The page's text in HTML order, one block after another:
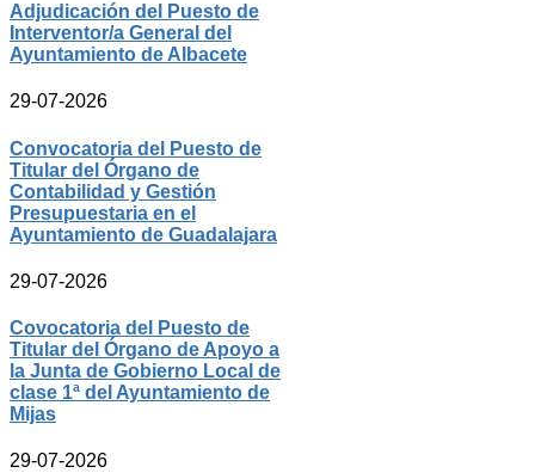
Adjudicación del Puesto de
Interventor/a General del
Ayuntamiento de Albacete
29-07-2026
Convocatoria del Puesto de
Titular del Órgano de
Contabilidad y Gestión
Presupuestaria en el
Ayuntamiento de Guadalajara
29-07-2026
Covocatoria del Puesto de
Titular del Órgano de Apoyo a
la Junta de Gobierno Local de
clase 1ª del Ayuntamiento de
Mijas
29-07-2026